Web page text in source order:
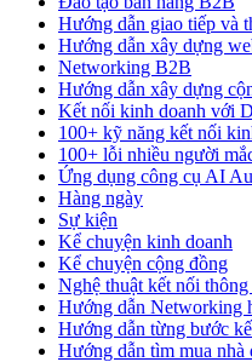
Hướng dẫn giao tiếp và
Hướng dẫn xây dựng
Networking B2B
Hướng dẫn xây dựng
Kết nối kinh doanh với
100+ kỹ năng kết nối
100+ lỗi nhiều người
Ứng dụng công cụ AI
Hàng ngày
Sự kiện
Kể chuyện kinh doanh
Kể chuyện cộng đồng
Nghệ thuật kết nối
Hướng dẫn Networking
Hướng dẫn từng bước
Hướng dẫn tìm mua nhà